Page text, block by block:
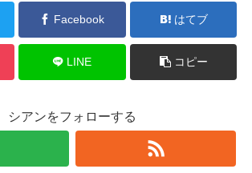
Facebook はてブ
LINE コピー
シアンをフォローする